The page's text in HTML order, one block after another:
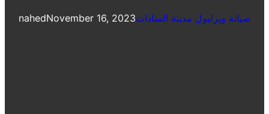
nahedNovember 16, 2023صيانة ويرلبول مدينة السادات